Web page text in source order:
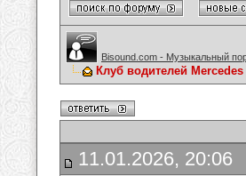
Bisound.com - Музыкальный
Клуб водителей
11.01.2026, 20:06